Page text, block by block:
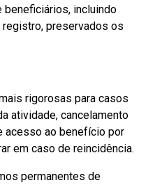
beneficiários, incluindo
registro, preservados os
rigorosas para casos
atividade, cancelamento
acesso ao benefício por
em caso de reincidência.
permanentes de